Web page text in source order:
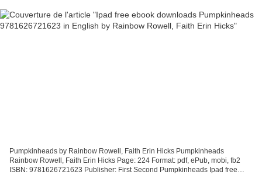
Pumpkinheads by Rainbow Rowell, Faith Erin Hicks Pumpkinheads
Rainbow Rowell, Faith Erin Hicks Page: 224 Format: pdf, ePub, mobi, fb2
ISBN: 9781626721623 Publisher: First Second Pumpkinheads Ipad free